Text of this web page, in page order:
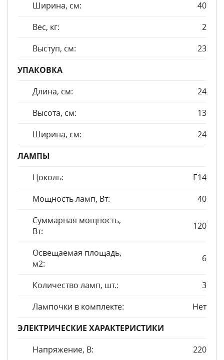
Ширина, см:
40
Вес, кг:
2
Выступ, см:
23
УПАКОВКА
Длина, см:
24
Высота, см:
13
Ширина, см:
24
ЛАМПЫ
Цоколь:
E14
Мощность ламп, Вт:
40
Суммарная мощность,
Вт:
120
Освещаемая площадь,
м2:
6
Количество ламп, шт.:
3
Лампочки в комплекте:
Нет
ЭЛЕКТРИЧЕСКИЕ ХАРАКТЕРИСТИКИ
Напряжение, В:
220